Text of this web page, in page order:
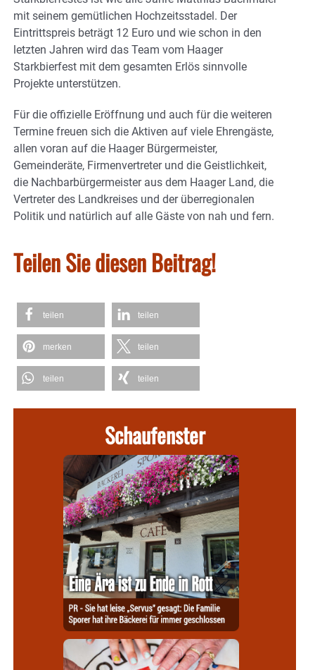
mit seinem gemütlichen Hochzeitsstadel. Der
Eintrittspreis beträgt 12 Euro und wie schon in den
letzten Jahren wird das Team vom Haager
Starkbierfest mit dem gesamten Erlös sinnvolle
Projekte unterstützen.
Für die offizielle Eröffnung und auch für die weiteren
Termine freuen sich die Aktiven auf viele Ehrengäste,
allen voran auf die Haager Bürgermeister,
Gemeinderäte, Firmenvertreter und die Geistlichkeit,
die Nachbarbürgermeister aus dem Haager Land, die
Vertreter des Landkreises und der überregionalen
Politik und natürlich auf alle Gäste von nah und fern.
Teilen Sie diesen Beitrag!
teilen teilen
merken teilen
teilen teilen
Schaufenster